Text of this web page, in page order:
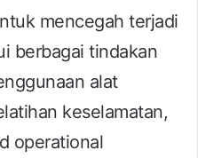
mencegah terjadi
berbagai tindakan
alat
keselamatan,
operational